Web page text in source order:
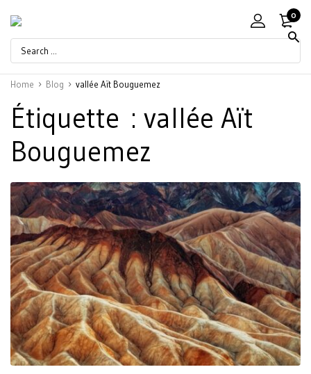
0
Home Blog vallée Aït Bouguemez
Étiquette : vallée Aït
Bouguemez